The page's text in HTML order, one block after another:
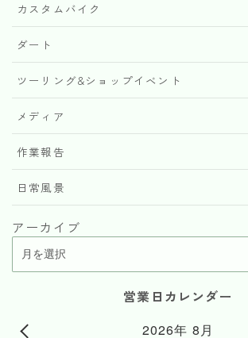
カスタムバイク
ダート
ツーリング&ショップイベント
メディア
作業報告
日常風景
アーカイブ
営業日カレンダー
2026年 8月